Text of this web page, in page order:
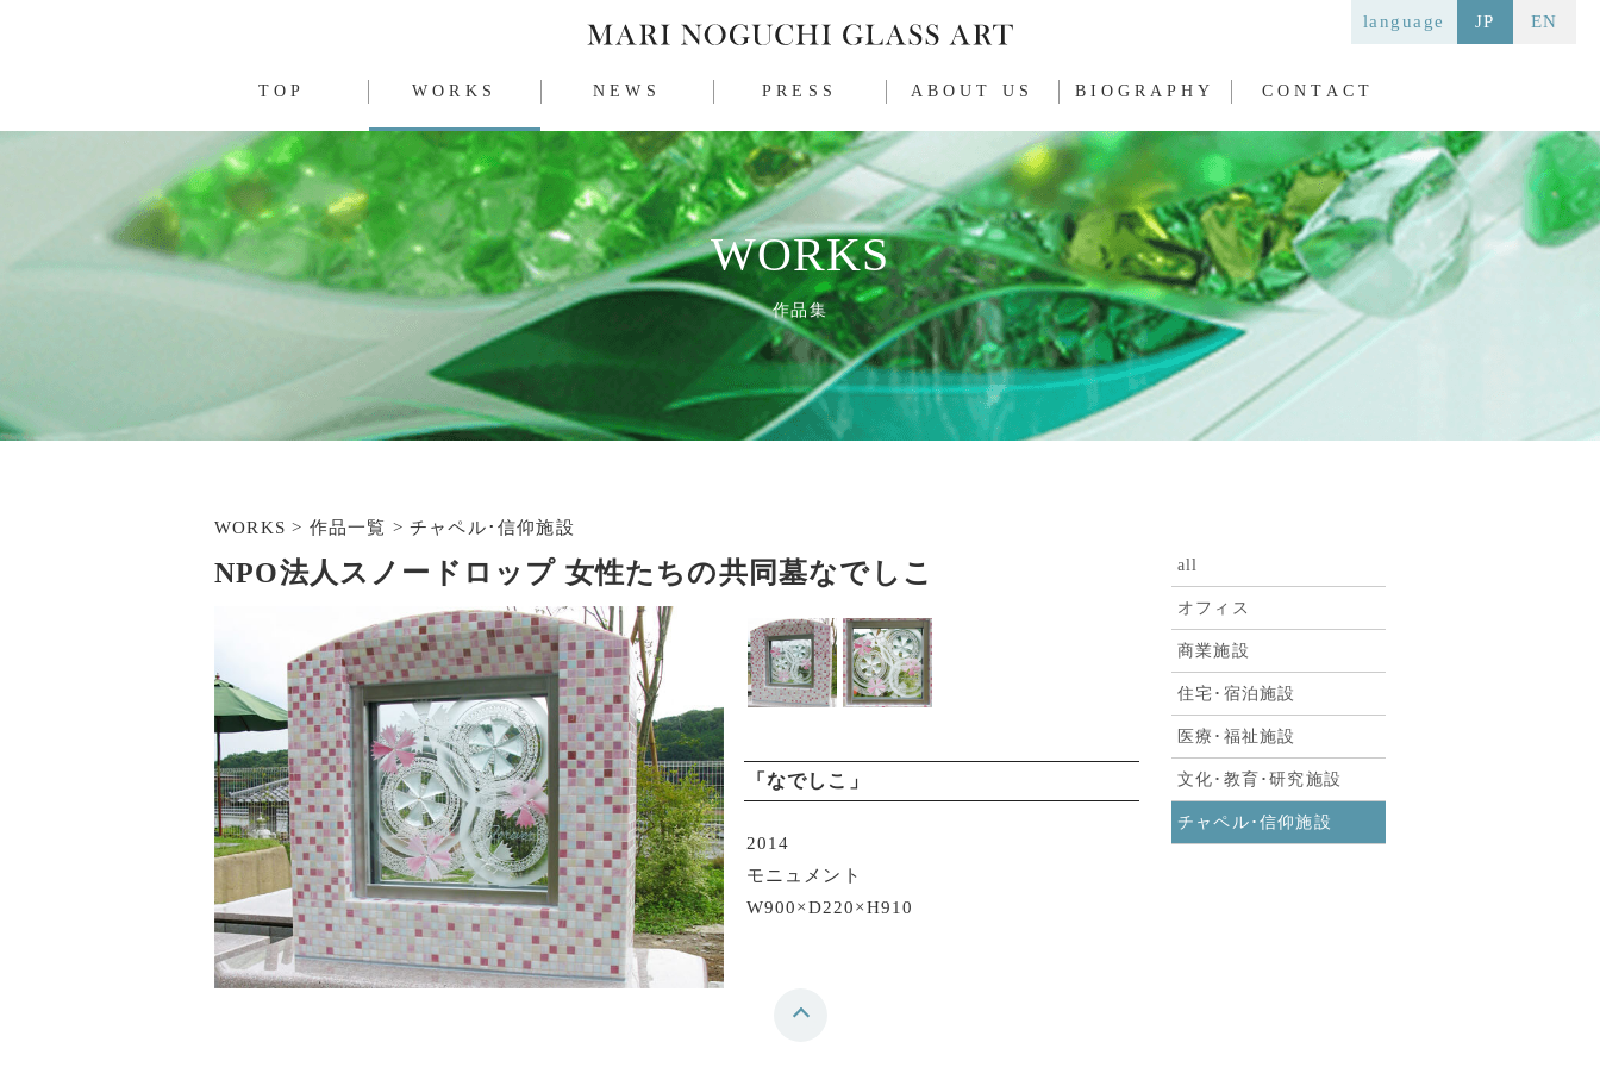
language JP EN
TOP
WORKS
NEWS
PRESS
ABOUT US
BIOGRAPHY
CONTACT
WORKS
作品集
WORKS > 作品一覧 > チャペル･信仰施設
all
オフィス
商業施設
住宅･宿泊施設
医療･福祉施設
文化･教育･研究施設
チャペル･信仰施設
NPO法人スノードロップ 女性たちの共同墓なでしこ
「なでしこ」
2014
モニュメント
W900×D220×H910
top